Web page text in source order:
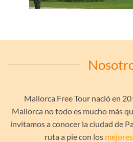
Mallorca Free Tour nació en
Mallorca no todo es mucho más
invitamos a conocer la ciudad de
ruta a pie con los